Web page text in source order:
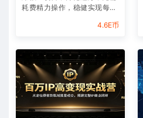
耗费精力操作，稳健实现每月
4.6E币